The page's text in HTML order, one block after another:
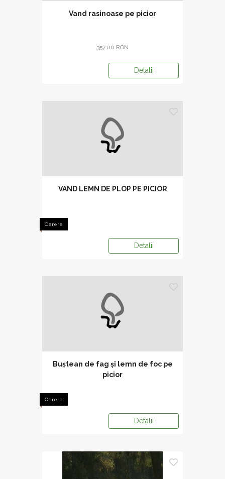
Vand rasinoase pe picior
357.00 RON
Detalii
VAND LEMN DE PLOP PE PICIOR
Cerere
Detalii
Buștean de fag și lemn de foc pe
picior
Cerere
Detalii